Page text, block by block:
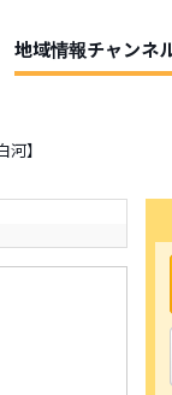
地域情報チャンネ
】